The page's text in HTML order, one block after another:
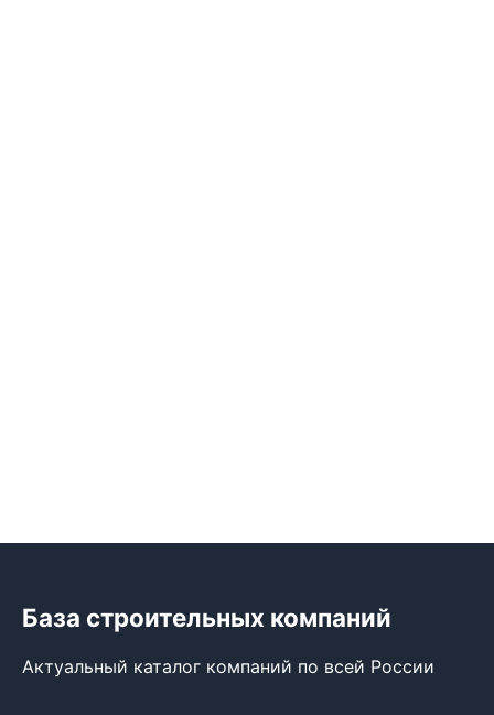
База строительных компаний
Актуальный каталог компаний по всей России